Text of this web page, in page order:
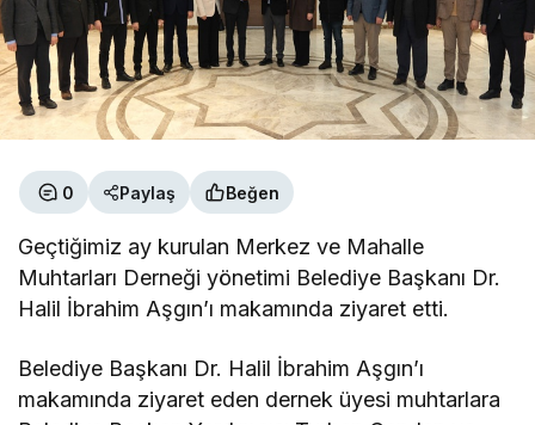
0 Paylaş Beğen
Geçtiğimiz ay kurulan Merkez ve Mahalle
Muhtarları Derneği yönetimi Belediye Başkanı Dr.
Halil İbrahim Aşgın’ı makamında ziyaret etti.
Belediye Başkanı Dr. Halil İbrahim Aşgın’ı
makamında ziyaret eden dernek üyesi muhtarlara